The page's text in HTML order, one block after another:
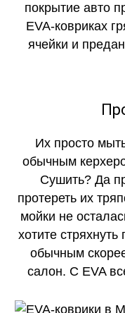
покрытие авто
EVA-ковриках
ячейки и
Их просто
обычным
Сушить? Да
протереть их
мойки не
хотите
обычным
салон. С EVA